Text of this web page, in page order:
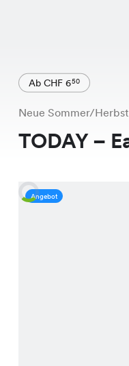
Ab CHF 650
Neue Sommer/
TODAY –
Angebot